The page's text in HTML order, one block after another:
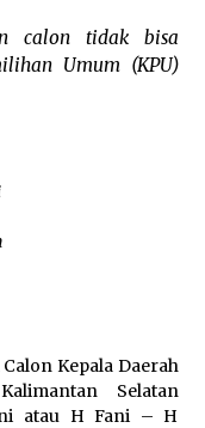
Warga
Barito Utara
Atribut Merah
Binaan di Tapin Art
calon tidak bisa
Umum (KPU)
Kepala Daerah
Selatan
atau H Fani – H